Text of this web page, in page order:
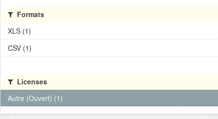
Formats
XLS (1)
CSV (1)
Licenses
Autre (Ouvert) (1)